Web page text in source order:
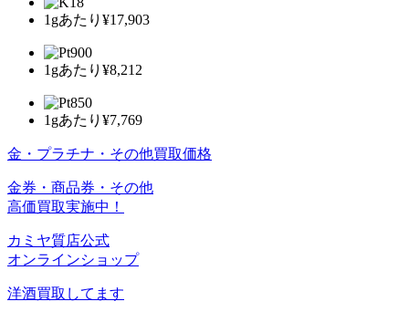
1gあたり ¥17,903
1gあたり ¥8,212
1gあたり ¥7,769
金・プラチナ・その他買取価格
金券・商品券・その他
高価買取実施中！
カミヤ質店公式
オンラインショップ
洋酒買取してます